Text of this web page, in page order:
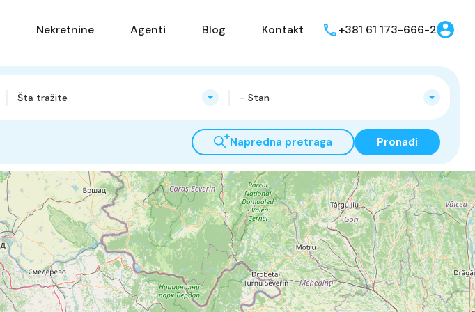
Nekretnine Agenti Blog Kontakt +381 61 173-666-2
Šta tražite - Stan
Napredna pretraga Pronađi